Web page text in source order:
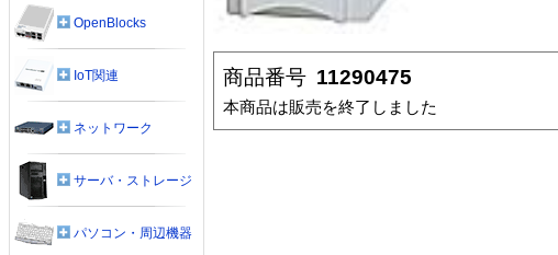
商品番号 11290475
本商品は販売を終了しました
OpenBlocks
IoT関連
ネットワーク
サーバ・ストレージ
パソコン・周辺機器